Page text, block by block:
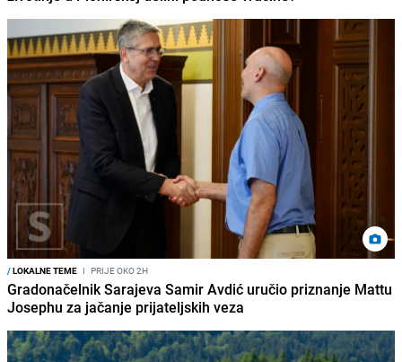
/LOKALNE TEME I PRIJE OKO 2H
Gradonačelnik Sarajeva Samir Avdić uručio priznanje Mattu
Josephu za jačanje prijateljskih veza